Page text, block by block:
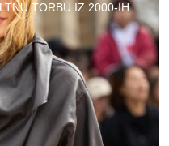
TORBU IZ 2000-IH